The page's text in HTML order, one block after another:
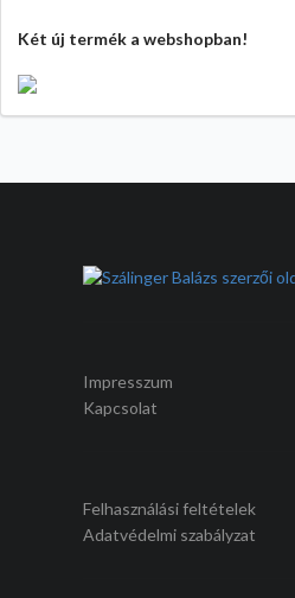
Két új termék a webshopban!
Impresszum
Kapcsolat
Felhasználási feltételek
Adatvédelmi szabályzat